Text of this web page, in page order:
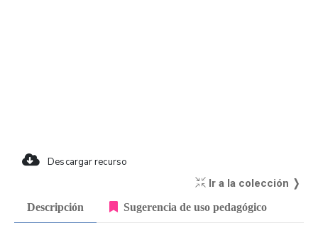
Descargar recurso
Ir a la colección ❭
Descripción Sugerencia de uso pedagógico